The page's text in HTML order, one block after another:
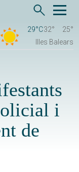
29°C32°
25°
Illes Balears
i
de